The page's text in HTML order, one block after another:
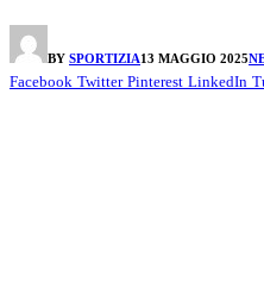
BY SPORTIZIA13 MAGGIO 2025
Facebook Twitter Pinterest LinkedIn